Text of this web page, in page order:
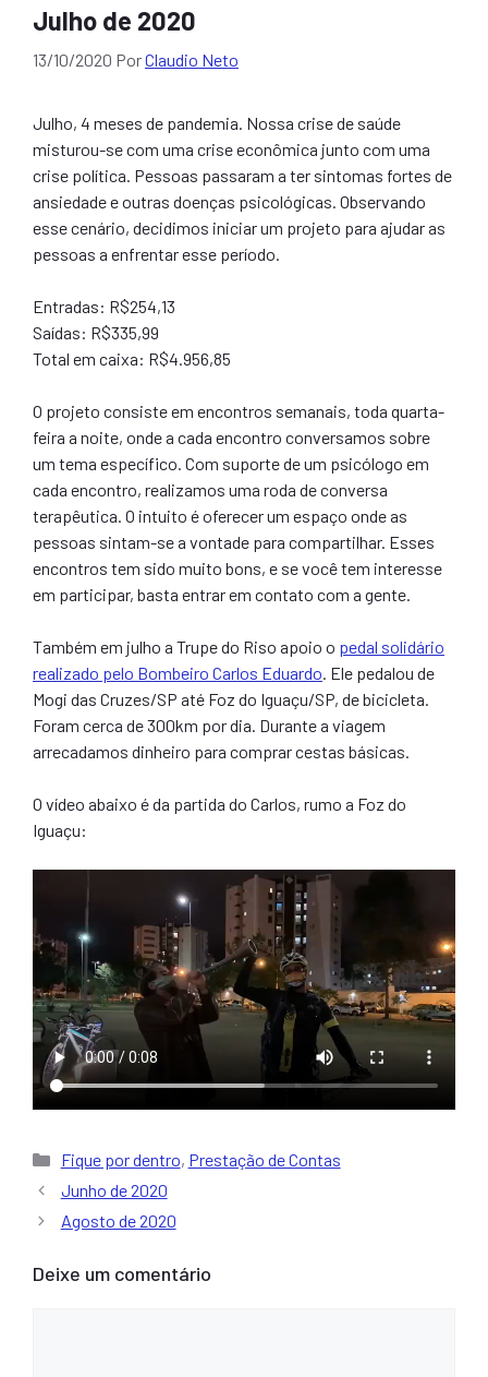
Julho de 2020
13/10/2020 PorClaudio Neto
Julho, 4 meses de pandemia. Nossa crise de saúde
misturou-se com uma crise econômica junto com uma
crise política. Pessoas passaram a ter sintomas fortes de
ansiedade e outras doenças psicológicas. Observando
esse cenário, decidimos iniciar um projeto para ajudar as
pessoas a enfrentar esse período.
Entradas: R$254,13
Saídas: R$335,99
Total em caixa: R$4.956,85
O projeto consiste em encontros semanais, toda quarta-
feira a noite, onde a cada encontro conversamos sobre
um tema específico. Com suporte de um psicólogo em
cada encontro, realizamos uma roda de conversa
terapêutica. O intuito é oferecer um espaço onde as
pessoas sintam-se a vontade para compartilhar. Esses
encontros tem sido muito bons, e se você tem interesse
em participar, basta entrar em contato com a gente.
Também em julho a Trupe do Riso apoio o pedal solidário
realizado pelo Bombeiro Carlos Eduardo. Ele pedalou de
Mogi das Cruzes/SP até Foz do Iguaçu/SP, de bicicleta.
Foram cerca de 300km por dia. Durante a viagem
arrecadamos dinheiro para comprar cestas básicas.
O vídeo abaixo é da partida do Carlos, rumo a Foz do
Iguaçu:
Categorias
Fique por dentro, Prestação de Contas
Junho de 2020
Agosto de 2020
Deixe um comentário